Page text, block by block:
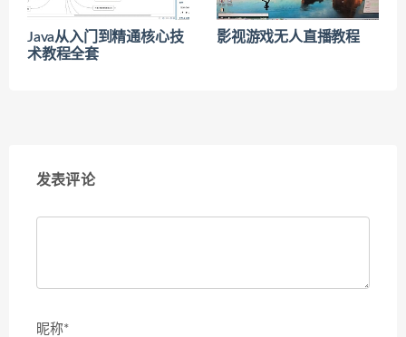
Java从入门到精通核心技
术教程全套
影视游戏无人直播教程
发表评论
昵称*